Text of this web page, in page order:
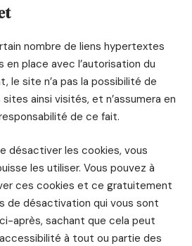
nombre de liens hypertextes
en place avec l’autorisation du
le site n’a pas la possibilité de
ainsi visités, et n’assumera en
de ce fait.
désactiver les cookies, vous
les utiliser. Vous pouvez à
ces cookies et ce gratuitement
de désactivation qui vous sont
après, sachant que cela peut
à tout ou partie des